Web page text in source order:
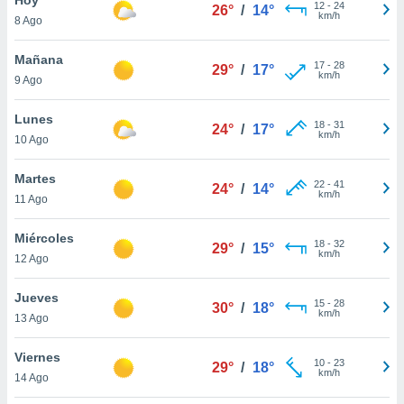
en
más
nuestra
de
cookies
aceptar
8 Ago
26° / 14° 12- 24
km/h
Mañana
9 Ago
29° / 17° 17- 28
km/h
Lunes
10 Ago
24° / 17° 18- 31
km/h
Martes
11 Ago
24° / 14° 22- 41
km/h
Miércoles
12 Ago
29° / 15° 18- 32
km/h
Jueves
13 Ago
30° / 18° 15- 28
km/h
Viernes
14 Ago
29° / 18° 10- 23
km/h